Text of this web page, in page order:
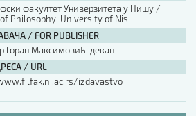
факултет Универзитета у Нишу /
Philosophy, University of Nis
/ FOR PUBLISHER
Горан Максимовић, декан
/ URL
izdavastvo